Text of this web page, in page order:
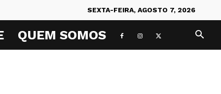
SEXTA-FEIRA, AGOSTO 7, 2026
QUEM SOMOS